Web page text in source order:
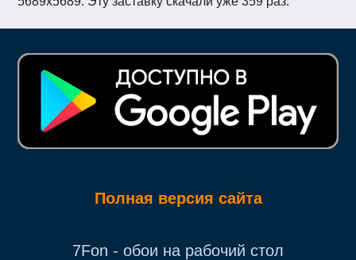
Полная версия сайта
7Fon - обои на рабочий стол